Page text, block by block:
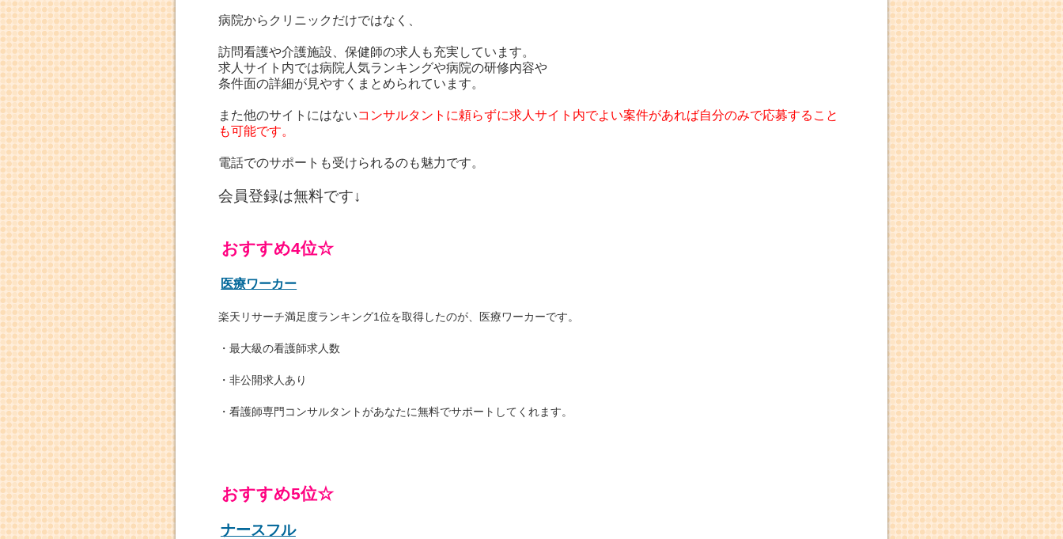
病院からクリニックだけではなく、
訪問看護や介護施設、保健師の求人も充実しています。
求人サイト内では病院人気ランキングや病院の研修内容や
条件面の詳細が見やすくまとめられています。
また他のサイトにはないコンサルタントに頼らずに求人サイト内でよい案件があれば自分のみで応募すること
も可能です。
電話でのサポートも受けられるのも魅力です。
会員登録は無料です↓
おすすめ4位☆
医療ワーカー
楽天リサーチ満足度ランキング1位を取得したのが、医療ワーカーです。
・最大級の看護師求人数
・非公開求人あり
・看護師専門コンサルタントがあなたに無料でサポートしてくれます。
おすすめ5位☆
ナースフル